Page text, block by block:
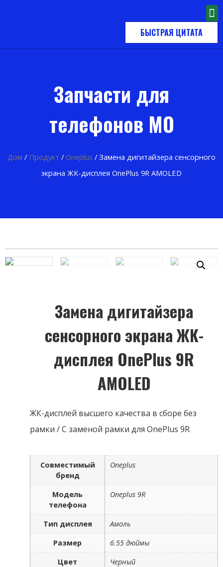
БЫСТРАЯ ЦИТАТА
Запчасти для
телефонов MO
Дом / Продукт / Oneplus / Замена дигитайзера сенсорного
экрана ЖК-дисплея OnePlus 9R AMOLED
Замена дигитайзера
сенсорного экрана ЖК-
дисплея OnePlus 9R
AMOLED
ЖК-дисплей высшего качества в сборе без
рамки / С заменой рамки для OnePlus 9R
Совместимый
бренд
Oneplus
Модель
телефона
Oneplus 9R
Тип дисплея
Амоль
Размер
6.55 дюймы
Цвет
Черный